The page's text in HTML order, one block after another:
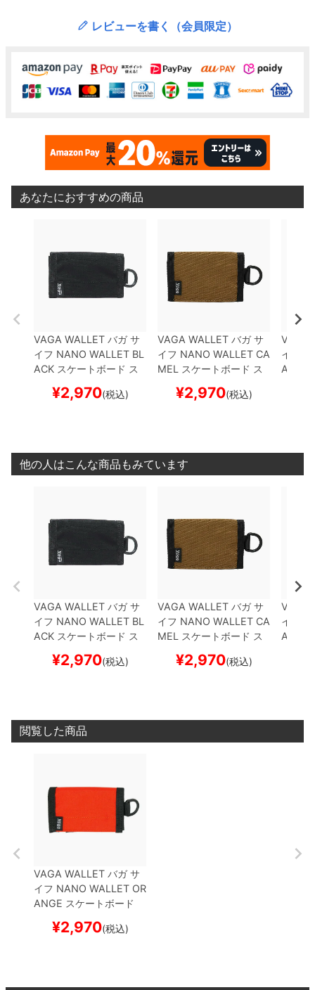
レビューを書く（会員限定）
あなたにおすすめの商品
VAGA WALLET バガサ
イフ NANO WALLET BL
ACK スケートボード ス
¥2,970(税込)
VAGA WALLET バガサ
イフ NANO WALLET CA
MEL
スケートボード ス
¥2,970(税込)
VAGA
イフ
他の人はこんな商品もみています
VAGA WALLET バガサ
イフ NANO WALLET BL
ACK スケートボード ス
¥2,970(税込)
VAGA WALLET バガサ
イフ NANO WALLET CA
MEL
スケートボード ス
¥2,970(税込)
VAGA
イフ
閲覧した商品
VAGA WALLET バガサ
イフ NANO WALLET OR
ANGE スケートボード
¥2,970(税込)